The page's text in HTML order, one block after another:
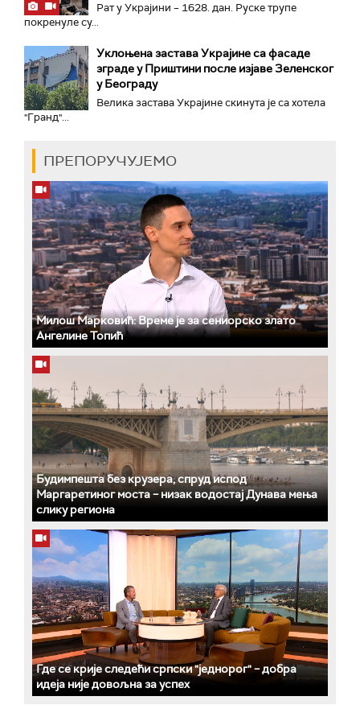
Рат у Украјини – 1628. дан. Руске трупе
покренуле су...
Уклоњена застава Украјине са фасаде
зграде у Приштини после изјаве Зеленског
у Београду
Велика заставa Украјине скинута је са хотела
"Гранд"...
ПРЕПОРУЧУЈЕМО
Милош Марковић: Време је за сениорско злато
Ангелине Топић
Будимпешта без крузера, спруд испод
Маргаретиног моста – низак водостај Дунава мења
слику региона
Где се крије следећи српски "једнорог" – добра
идеја није довољна за успех